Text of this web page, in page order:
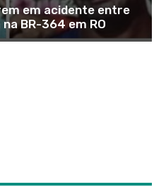
em acidente entre
BR-364 em RO